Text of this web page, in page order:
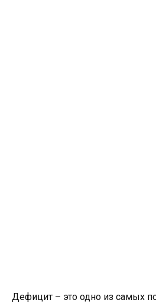
Дефицит – это одно из самых